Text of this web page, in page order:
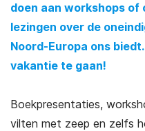
doen aan workshops of
lezingen over de
Noord-Europa ons
vakantie te gaan!
Boekpresentaties,
vilten met zeep en zelfs